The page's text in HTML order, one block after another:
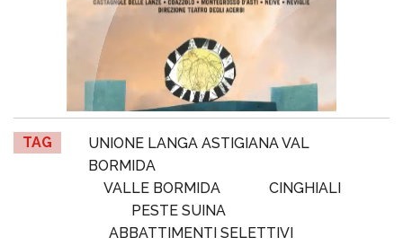
TAG
UNIONE LANGA ASTIGIANA VAL
BORMIDA
VALLE BORMIDA
CINGHIALI
PESTE SUINA
ABBATTIMENTI SELETTIVI